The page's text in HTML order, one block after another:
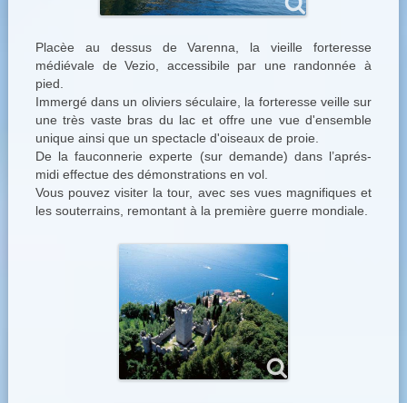
Placèe au dessus de Varenna, la vieille forteresse
médiévale de Vezio, accessibile par une randonnée à
pied.
Immergé dans un oliviers séculaire, la forteresse veille sur
une très vaste bras du lac et offre une vue d'ensemble
unique ainsi que un spectacle d'oiseaux de proie.
De la fauconnerie experte (sur demande) dans l’aprés-
midi effectue des démonstrations en vol.
Vous pouvez visiter la tour, avec ses vues magnifiques et
les souterrains, remontant à la première guerre mondiale.